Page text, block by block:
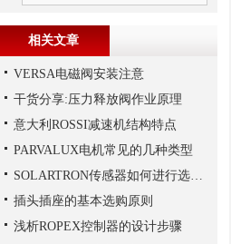
相关文章
VERSA电磁阀安装注意
干货分享:压力释放阀作业原理
意大利ROSSI减速机结构特点
PARVALUX电机常见的几种类型
SOLARTRON传感器如何进行选择？
插头插座的基本选购原则
浅析ROPEX控制器的设计步骤